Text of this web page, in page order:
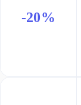
-20%